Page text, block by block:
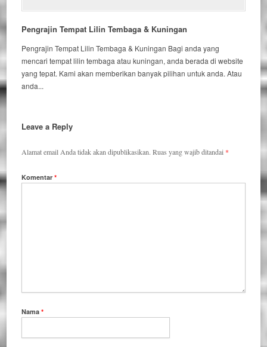
Pengrajin Tempat Lilin Tembaga & Kuningan
Pengrajin Tempat Lilin Tembaga & Kuningan Bagi anda yang
mencari tempat lilin tembaga atau kuningan, anda berada di website
yang tepat. Kami akan memberikan banyak pilihan untuk anda. Atau
anda...
Leave a Reply
Alamat email Anda tidak akan dipublikasikan. Ruas yang wajib ditandai *
Komentar*
Nama*